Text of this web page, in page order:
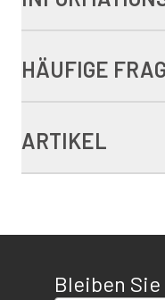
HÄUFIGE
ARTIKEL
Bleiben